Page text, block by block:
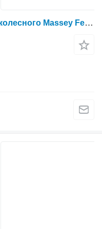
Шестерня КПП для трактора колесного Massey Ferguson 6260